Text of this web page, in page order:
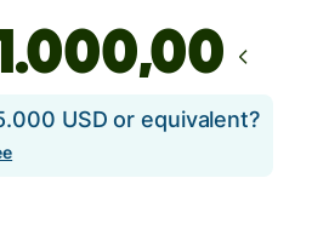
,00
USD or equivalent?